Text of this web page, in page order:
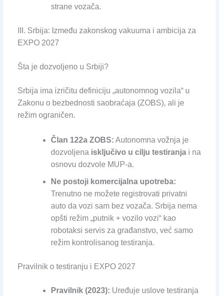
strane vozača.
III. Srbija: Između zakonskog vakuuma i ambicija za
EXPO 2027
Šta je dozvoljeno u Srbiji?
Srbija ima izričitu definiciju „autonomnog vozila“ u
Zakonu o bezbednosti saobraćaja (ZOBS), ali je
režim ograničen.
Član 122a ZOBS: Autonomna vožnja je
dozvoljena isključivo u cilju testiranjai na
osnovu dozvole MUP-a.
Ne postoji komercijalna upotreba:
Trenutno ne možete registrovati privatni
auto da vozi sam bez vozača. Srbija nema
opšti režim „putnik + vozilo vozi“ kao
robotaksi servis za građanstvo, već samo
režim kontrolisanog testiranja.
Pravilnik o testiranju i EXPO 2027
Pravilnik (2023): Uređuje uslove testiranja